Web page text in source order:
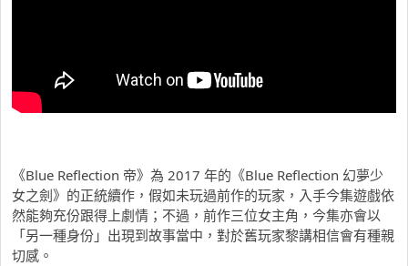
《Blue Reflection 帝》為 2017 年的《Blue Reflection 幻夢少
女之劍》的正統續作，假如未玩過前作的玩家，入手今集遊戲依
然能夠充份跟得上劇情；不過，前作三位女主角，今集亦會以
「另一種身份」出現到故事當中，對於舊玩家黎講相信會有種親
切感。